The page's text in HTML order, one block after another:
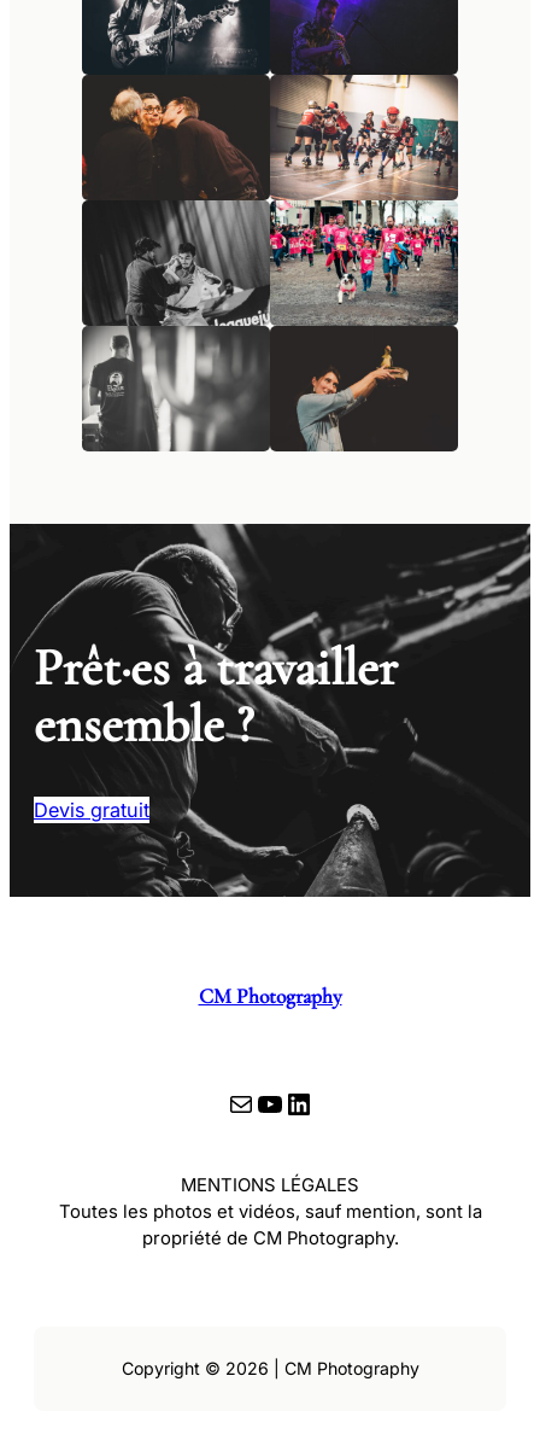
Prêt·es à travailler
ensemble ?
Devis gratuit
CM Photography
E-mail YouTube LinkedIn
MENTIONS LÉGALES
Toutes les photos et vidéos, sauf mention, sont la
propriété de CM Photography.
Copyright © 2026 | CM Photography